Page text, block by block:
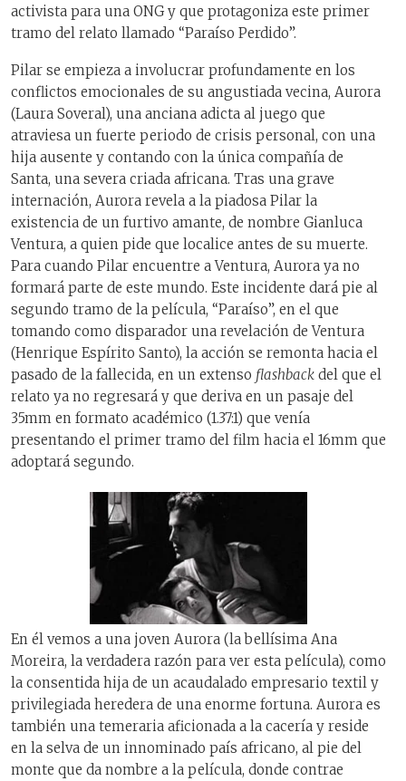
activista para una ONG y que protagoniza este primer
tramo del relato llamado “Paraíso Perdido”.
Pilar se empieza a involucrar profundamente en los
conflictos emocionales de su angustiada vecina, Aurora
(Laura Soveral), una anciana adicta al juego que
atraviesa un fuerte periodo de crisis personal, con una
hija ausente y contando con la única compañía de
Santa, una severa criada africana. Tras una grave
internación, Aurora revela a la piadosa Pilar la
existencia de un furtivo amante, de nombre Gianluca
Ventura, a quien pide que localice antes de su muerte.
Para cuando Pilar encuentre a Ventura, Aurora ya no
formará parte de este mundo. Este incidente dará pie al
segundo tramo de la película, “Paraíso”, en el que
tomando como disparador una revelación de Ventura
(Henrique Espírito Santo), la acción se remonta hacia el
pasado de la fallecida, en un extenso flashback del que el
relato ya no regresará y que deriva en un pasaje del
35mm en formato académico (1.37:1) que venía
presentando el primer tramo del film hacia el 16mm que
adoptará segundo.
En él vemos a una joven Aurora (la bellísima Ana
Moreira, la verdadera razón para ver esta película), como
la consentida hija de un acaudalado empresario textil y
privilegiada heredera de una enorme fortuna. Aurora es
también una temeraria aficionada a la cacería y reside
en la selva de un innominado país africano, al pie del
monte que da nombre a la película, donde contrae